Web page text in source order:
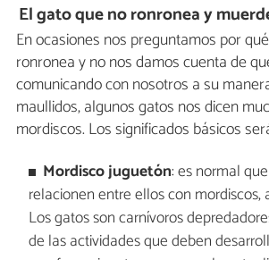
El gato que no ronronea y
En ocasiones nos preguntamos por
ronronea y no nos damos cuenta de
comunicando con nosotros a su
maullidos, algunos gatos nos dicen
mordiscos. Los significados básicos
Mordisco juguetón: es normal
relacionen entre ellos con mordiscos,
Los gatos son carnívoros
de las actividades que deben